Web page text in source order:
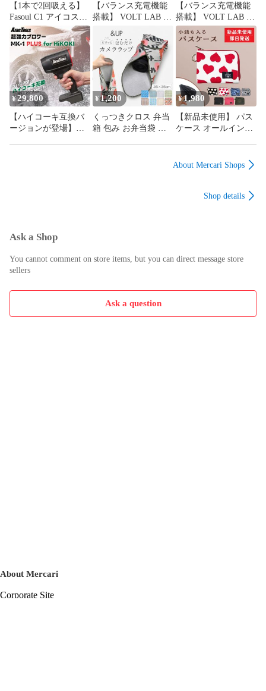
最後までご覧いただき、誠にありがとうございます。
商品説明をご確認の上、ご購入いただけましたら幸いです。
何かご不明点がございましたらお気軽にメッセージからお問
い合わせください。
【1本で2回吸える】
Fasoul C1 アイコスイ
ルマi互換機 2度吸い
シケモク マシーン コ
ンパクト ファソウル
Q1 Fasoul IQOSイル
マ互換機 イルマ互換
機 アイコス互換機 電
子タバコ 本体 加熱式
タバコ ランキング 連
続15本 イルマ用
【バランス充電機能
搭載】 VOLT LAB マ
MAKITA互換
BALANCE CORE 18V
6.0Ah PD65W出力
Type-C入力 出力 サト
シの趣味部屋 バラン
ス充電 バランスコア
ブロワー 掃除機 充電
器
【バランス充電機能
搭載】 VOLT LAB マ
キタ互換 バッテリー
MAKITA互換
BALANCE CORE 18V
6.0Ah PD65W出力
Type-C入力 出力 サト
シの趣味部屋 バラン
ス充電 バランスコア
ブロワー 掃除機 充電
器
¥29,800
【ハイコーキ互換バ
ージョンが登場】
¥1,200
くっつきクロス 弁当
箱 包み お弁当袋 ナ
¥1,980
【新品未使用】 パス
ケース オールインワ
物 ハート柄 ブラック
About Mercari Shops
Shop details
Ask a Shop
You cannot comment on store items, but you can direct message store
sellers
Ask a question
About Mercari
Corporate Site